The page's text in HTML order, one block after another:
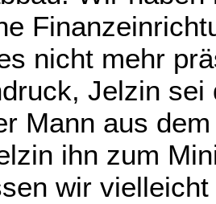
nicht mehr
Jelzin
Mann aus
ihn zum
wir vielleicht